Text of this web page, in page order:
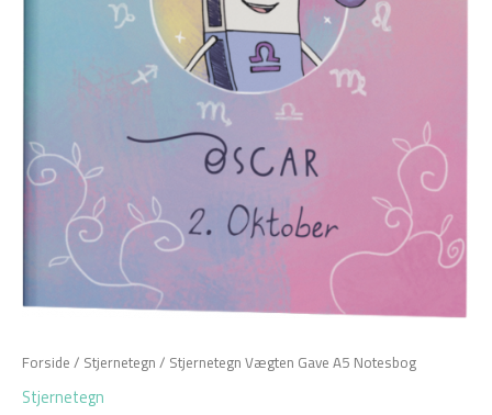
Forside / Stjernetegn / Stjernetegn Vægten Gave A5 Notesbog
Stjernetegn